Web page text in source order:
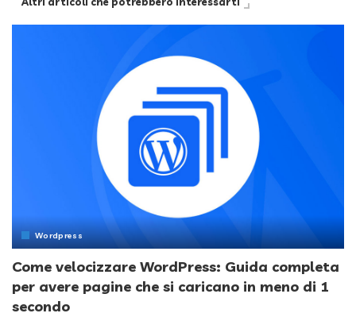
Wordpress
Come velocizzare WordPress: Guida completa
per avere pagine che si caricano in meno di 1
secondo